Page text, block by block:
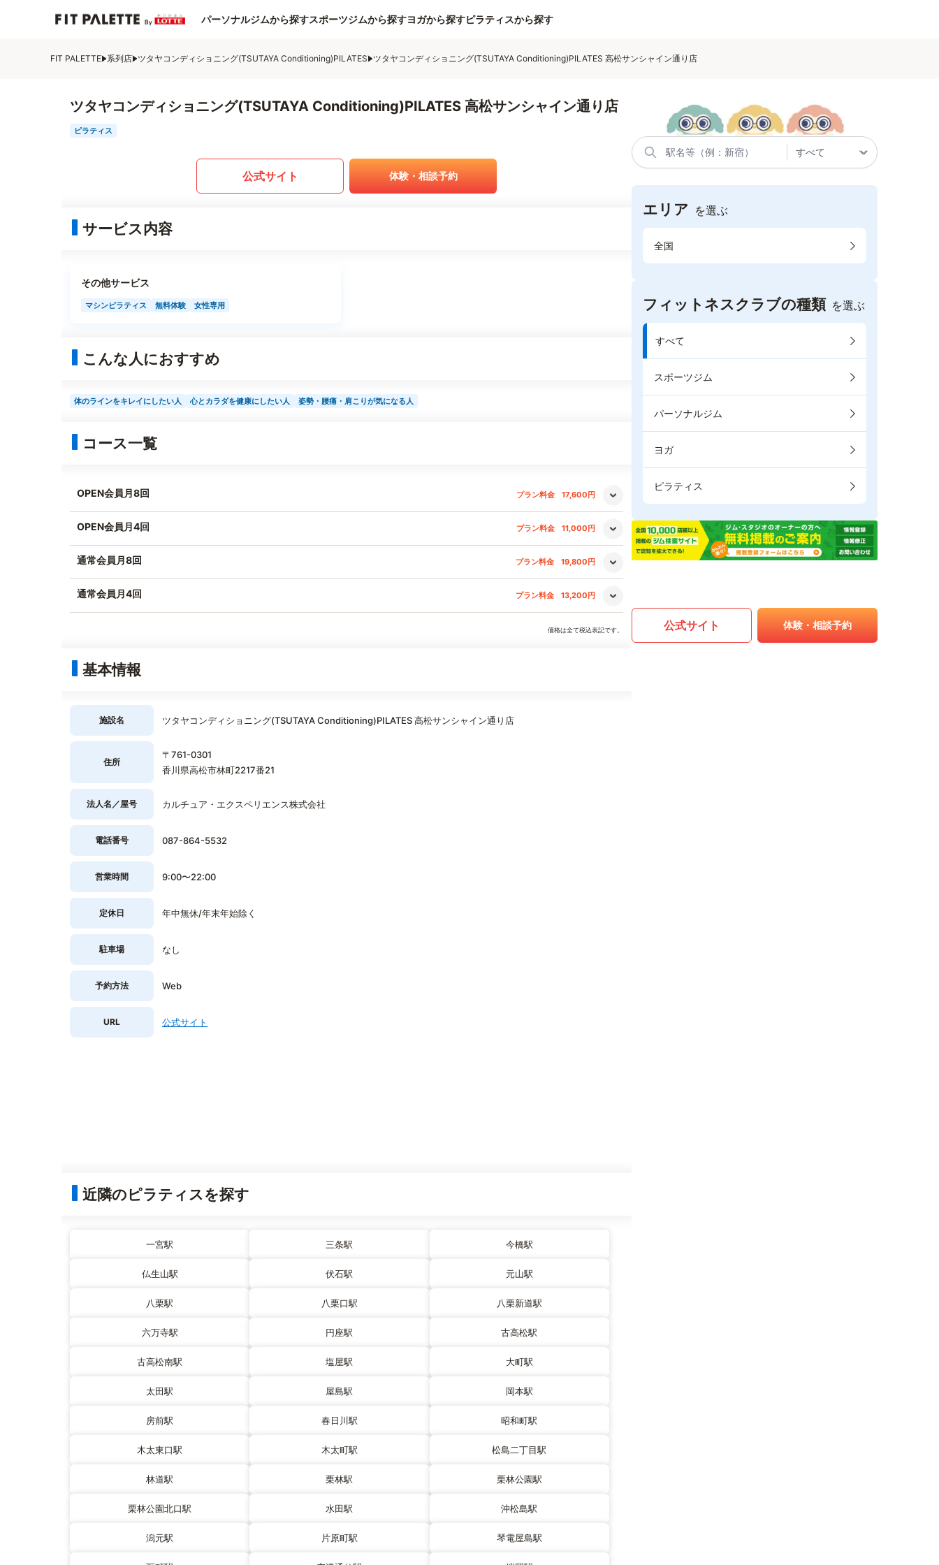
パーソナルジムから探すスポーツジムから探すヨガから探すピラティスから探す
FIT PALETTE 系列店 ツタヤコンディショニング(TSUTAYA Conditioning)PILATES ツタヤコンディショニング(TSUTAYA Conditioning)PILATES 高松サンシャイン通り店
ツタヤコンディショニング(TSUTAYA Conditioning)PILATES 高松サンシャイン通り店
ピラティス
公式サイト 体験・相談予約
サービス内容
その他サービス
マシンピラティス 無料体験 女性専用
こんな人におすすめ
体のラインをキレイにしたい人 心とカラダを健康にしたい人 姿勢・腰痛・肩こりが気になる人
コース一覧
OPEN会員月8回 プラン料金 17,600円
OPEN会員月4回 プラン料金 11,000円
通常会員月8回 プラン料金 19,800円
通常会員月4回 プラン料金 13,200円
価格は全て税込表記です。
基本情報
施設名 ツタヤコンディショニング(TSUTAYA Conditioning)PILATES 高松サンシャイン通り店
住所
〒761-0301
香川県高松市林町2217番21
法人名／屋号 カルチュア・エクスペリエンス株式会社
電話番号 087-864-5532
営業時間 9:00〜22:00
定休日 年中無休/年末年始除く
駐車場 なし
予約方法 Web
URL 公式サイト
近隣のピラティスを探す
一宮駅 三条駅 今橋駅
仏生山駅 伏石駅 元山駅
八栗駅 八栗口駅 八栗新道駅
六万寺駅 円座駅 古高松駅
古高松南駅 塩屋駅 大町駅
太田駅 屋島駅 岡本駅
房前駅 春日川駅 昭和町駅
木太東口駅 木太町駅 松島二丁目駅
林道駅 栗林駅 栗林公園駅
栗林公園北口駅 水田駅 沖松島駅
潟元駅 片原町駅 琴電屋島駅
エリア を選ぶ
全国
フィットネスクラブの種類 を選ぶ
すべて
スポーツジム
パーソナルジム
ヨガ
ピラティス
公式サイト 体験・相談予約